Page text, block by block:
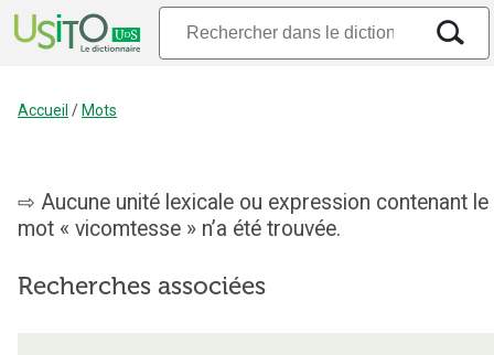
Accueil / Mots
Aucune unité lexicale ou expression contenant le
mot « vicomtesse » n’a été trouvée.
Recherches associées